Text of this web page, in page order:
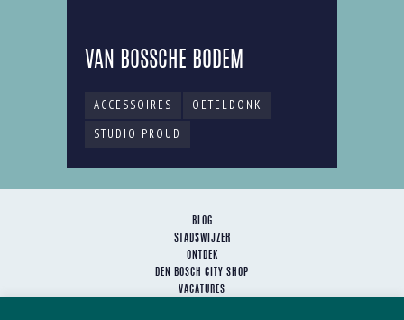
VAN BOSSCHE BODEM
ACCESSOIRES
OETELDONK
STUDIO PROUD
BLOG
STADSWIJZER
ONTDEK
DEN BOSCH CITY SHOP
VACATURES